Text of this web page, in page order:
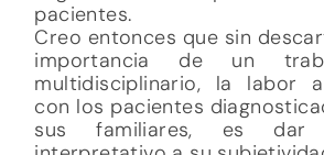
pacientes.
Creo entonces que sin
importancia de un
multidisciplinario, la labor
con los pacientes
sus familiares, es dar